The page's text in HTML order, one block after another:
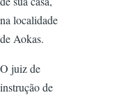
na localidade
de Aokas.
O juiz de
instrução de